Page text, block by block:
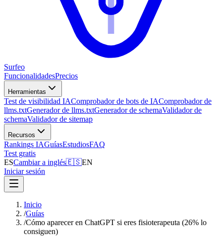
Surfeo
FuncionalidadesPrecios
Herramientas
Test de visibilidad IAComprobador de bots de IAComprobador de
llms.txtGenerador de llms.txtGenerador de schemaValidador de
schemaValidador de sitemap
Recursos
Rankings IAGuíasEstudiosFAQ
Test gratis
ESCambiar a inglés🇪🇸EN
Iniciar sesión
Inicio
/Guías
/Cómo aparecer en ChatGPT si eres fisioterapeuta (26% lo
consiguen)